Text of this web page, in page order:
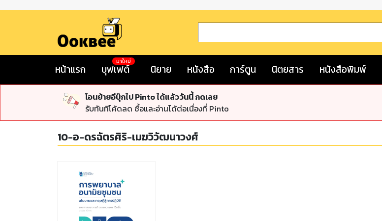
หน้าแรก บุฟเฟต์
มาใหม่
นิยาย หนังสือ การ์ตูน นิตยสาร หนังสือพิมพ์
โอนย้ายอีบุ๊กไป Pinto ได้แล้ววันนี้ กดเลย
รับทันทีโค้ดลด ซื้อและอ่านได้ต่อเนื่องที่ Pinto
10-อ-ดรฉัตรศิริ-เมฆวิวัฒนาวงศ์